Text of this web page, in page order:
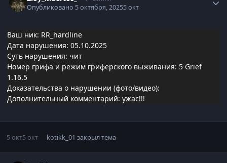
Опубликовано 5 октября, 20255 окт
Ваш ник: RR_hardline
Дата нарушения: 05.10.2025
Суть нарушения: чит
Номер грифа и режим гриферского выживания: 5 Grief
1.16.5
Доказательства о нарушении (фото/видео):
Дополнительный комментарий: ужас!!!
5 окт5 окт kotikk_01 закрыл тема